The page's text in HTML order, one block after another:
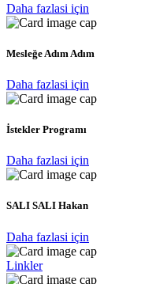
Daha fazlasi için
Mesleğe Adım Adım
Daha fazlasi için
İstekler Programı
Daha fazlasi için
SALI SALI Hakan
Daha fazlasi için
Linkler